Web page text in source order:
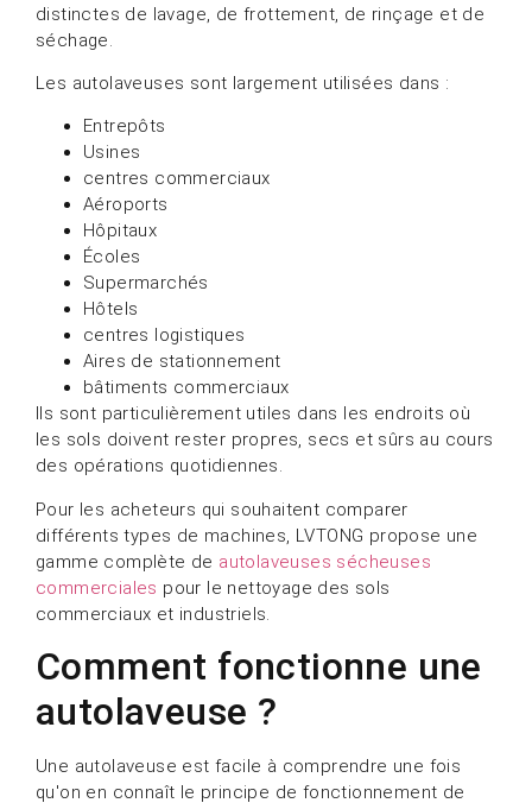
distinctes de lavage, de frottement, de rinçage et de
séchage.
Les autolaveuses sont largement utilisées dans :
Entrepôts
Usines
centres commerciaux
Aéroports
Hôpitaux
Écoles
Supermarchés
Hôtels
centres logistiques
Aires de stationnement
bâtiments commerciaux
Ils sont particulièrement utiles dans les endroits où
les sols doivent rester propres, secs et sûrs au cours
des opérations quotidiennes.
Pour les acheteurs qui souhaitent comparer
différents types de machines, LVTONG propose une
gamme complète de autolaveuses sécheuses
commerciales pour le nettoyage des sols
commerciaux et industriels.
Comment fonctionne une
autolaveuse ?
Une autolaveuse est facile à comprendre une fois
qu'on en connaît le principe de fonctionnement de